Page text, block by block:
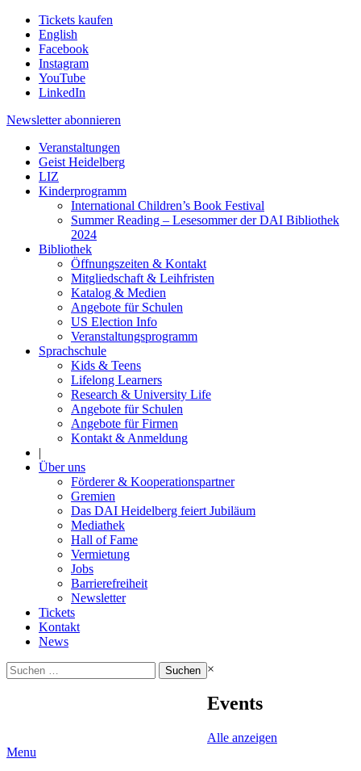
Tickets kaufen
English
Facebook
Instagram
YouTube
LinkedIn
Newsletter abonnieren
Veranstaltungen
Geist Heidelberg
LIZ
Kinderprogramm
International Children’s Book Festival
Summer Reading – Lesesommer der DAI Bibliothek
2024
Bibliothek
Öffnungszeiten & Kontakt
Mitgliedschaft & Leihfristen
Katalog & Medien
Angebote für Schulen
US Election Info
Veranstaltungsprogramm
Sprachschule
Kids & Teens
Lifelong Learners
Research & University Life
Angebote für Schulen
Angebote für Firmen
Kontakt & Anmeldung
|
Über uns
Förderer & Kooperationspartner
Gremien
Das DAI Heidelberg feiert Jubiläum
Mediathek
Hall of Fame
Vermietung
Jobs
Barrierefreiheit
Newsletter
Tickets
Kontakt
News
Suchen
nach:
×
Events
Alle anzeigen
Menu